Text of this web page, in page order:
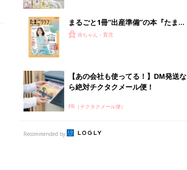
まるごと1冊“出産準備”の本『たまご
クラブ 夏号』〈スペシャル大特集〉
赤ちゃん・育児
【あの会社も使ってる！】DM発送な
ら絶対チクタクメール便！
PR（チクタクメール便）
Recommended by